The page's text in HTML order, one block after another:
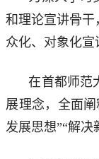
和理论宣讲骨
众化、对象化
在首都师范
展理念，全面
发展思想”“解